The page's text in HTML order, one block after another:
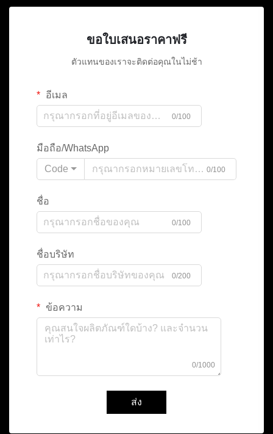
ขอใบเสนอราคาฟรี
ตัวแทนของเราจะติดต่อคุณในไม่ช้า
อีเมล
0/100
มือถือ/WhatsApp
Code
0/100
ชื่อ
0/100
ชื่อบริษัท
0/200
ข้อความ
0/1000
ส่ง